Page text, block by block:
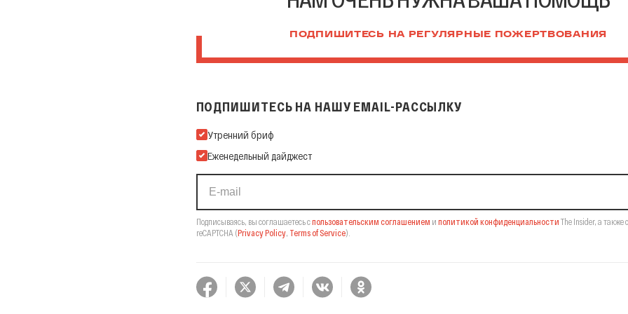
ПОДПИШИТЕСЬ НА РЕГУЛЯРНЫЕ ПОЖЕРТВОВАНИЯ
ПОДПИШИТЕСЬ НА НАШУ EMAIL-РАССЫЛКУ
Подпишитесь на нашу Email-рассылку
Утренний бриф
Еженедельный дайджест
Подписываясь, вы соглашаетесь спользовательским соглашением и политикой конфиденциальности The Insider, а также
reCAPTCHA (Privacy Policy, Terms of Service).